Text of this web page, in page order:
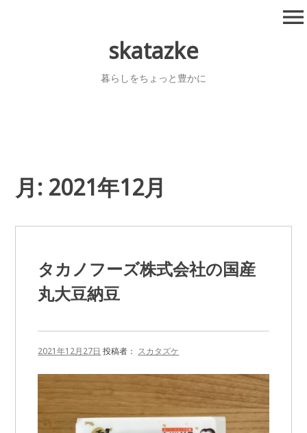
skatazke
暮らしをちょっと豊かに
menu
月: 2021年12月
タカノフーズ株式会社の国産
丸大豆納豆
2021年12月27日 投稿者： スカタズケ